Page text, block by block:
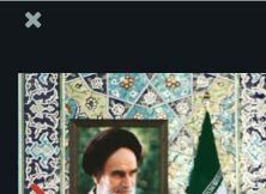
Discours du Guide
pèlerins de Machhad